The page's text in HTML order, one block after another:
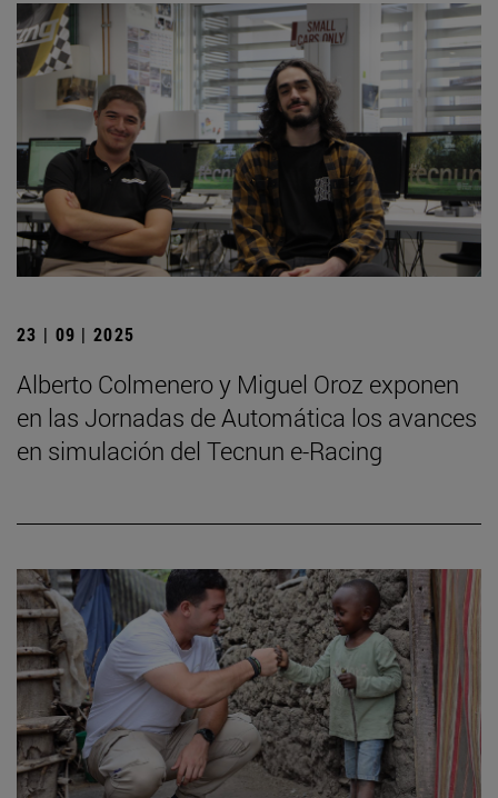
23 | 09 | 2025
Alberto Colmenero y Miguel Oroz exponen
en las Jornadas de Automática los avances
en simulación del Tecnun e-Racing